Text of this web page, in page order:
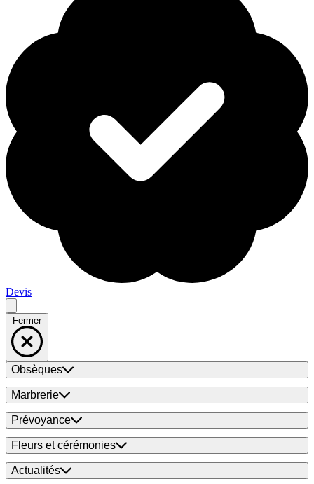
Devis
Fermer
Obsèques
Marbrerie
Prévoyance
Fleurs et cérémonies
Actualités